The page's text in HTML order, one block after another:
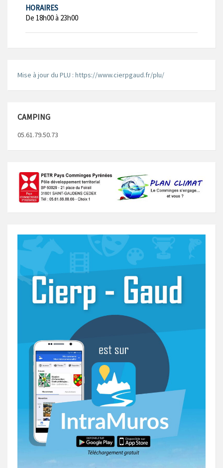
HORAIRES
De 18h00 à 23h00
Mise à jour du PLU : https://www.cierpgaud.fr/plu/
CAMPING
05.61.79.50.73